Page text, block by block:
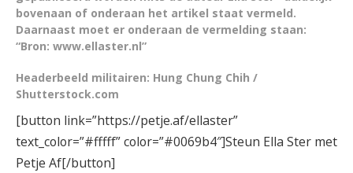
bovenaan of onderaan het artikel staat vermeld.
Daarnaast moet er onderaan de vermelding staan:
“Bron: www.ellaster.nl”
Headerbeeld militairen: Hung Chung Chih /
Shutterstock.com
[button link=”https://petje.af/ellaster”
text_color=”#fffff” color=”#0069b4″]Steun Ella Ster met
Petje Af[/button]